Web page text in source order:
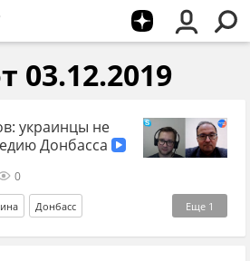
03.12.2019
украинцы не
Донбасса
0
Еще 1
Донбасс